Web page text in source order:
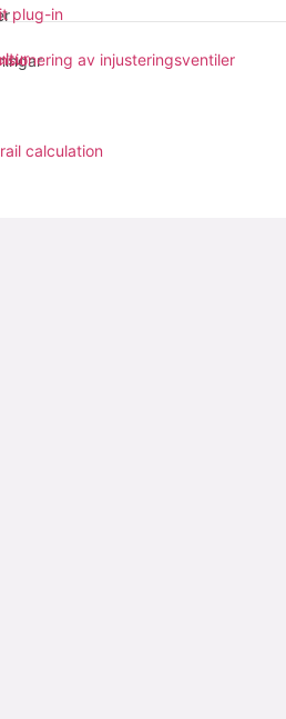
plug-in
av injusteringsventiler
calculation